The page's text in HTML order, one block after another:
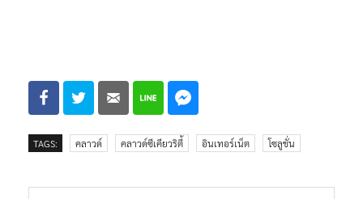
TAGS: คลาวด์ คลาวด์ซีเคียวริตี้ อินเทอร์เน็ต โซลูชั่น